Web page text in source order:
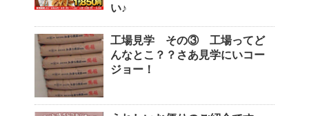
い♪
工場見学 その③ 工場ってど
んなとこ？？さあ見学にいコー
ジョー！